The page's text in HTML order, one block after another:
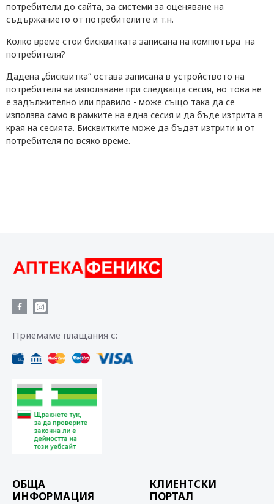
потребители до сайта, за системи за оценяване на
съдържанието от потребителите и т.н.
Колко време стои бисквитката записана на компютъра на
потребителя?
Дадена „бисквитка“ остава записана в устройството на
потребителя за използване при следваща сесия, но това не
е задължително или правило - може също така да се
използва само в рамките на една сесия и да бъде изтрита в
края на сесията. Бисквитките може да бъдат изтрити и от
потребителя по всяко време.
Приемаме плащания с:
ОБЩА
ИНФОРМАЦИЯ
КЛИЕНТСКИ
ПОРТАЛ